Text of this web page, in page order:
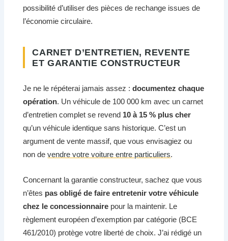
possibilité d’utiliser des pièces de rechange issues de
l’économie circulaire.
CARNET D’ENTRETIEN, REVENTE
ET GARANTIE CONSTRUCTEUR
Je ne le répéterai jamais assez :documentez chaque
opération. Un véhicule de 100 000 km avec un carnet
d’entretien complet se revend 10 à 15 % plus cher
qu’un véhicule identique sans historique. C’est un
argument de vente massif, que vous envisagiez ou
non devendre votre voiture entre particuliers.
Concernant la garantie constructeur, sachez que vous
n’êtes pas obligé de faire entretenir votre véhicule
chez le concessionnaire pour la maintenir. Le
règlement européen d’exemption par catégorie (BCE
461/2010) protège votre liberté de choix. J’ai rédigé un